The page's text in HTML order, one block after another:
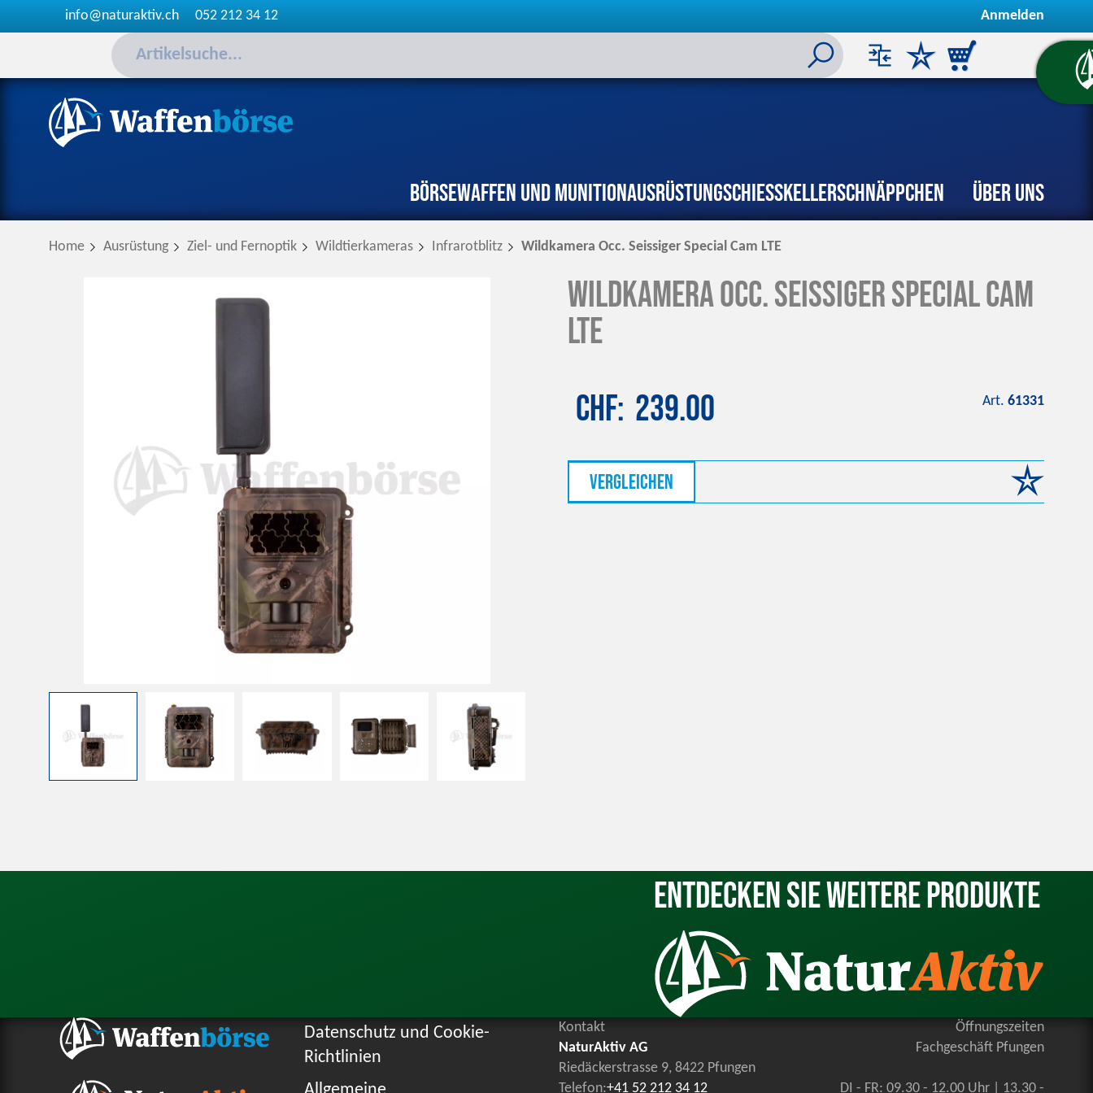
info@naturaktiv.ch 052 212 34 12 Anmelden
BörseWaffen und MunitionAusrüstungSchiesskellerSchnäppchen Über uns
Home Ausrüstung Ziel- und Fernoptik Wildtierkameras Infrarotblitz Wildkamera Occ. Seissiger Special Cam LTE
Wildkamera Occ. Seissiger Special Cam
LTE
CHF 239.00 Art. 61331
vergleichen
Entdecken Sie weitere Produkte
Datenschutz und Cookie-
Richtlinien
Kontakt
NaturAktiv AG
Riedäckerstrasse 9, 8422 Pfungen
Telefon:+41 52 212 34 12
Öffnungszeiten
Fachgeschäft Pfungen
DI - FR: 09.30 - 12.00 Uhr | 13.30 -